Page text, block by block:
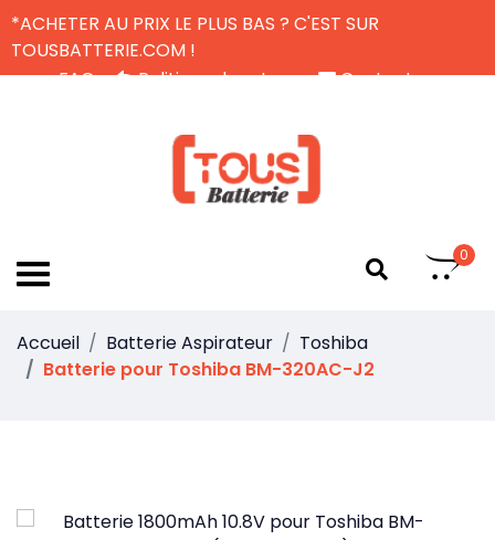
*ACHETER AU PRIX LE PLUS BAS ? C'EST SUR
TOUSBATTERIE.COM !
FAQ
Politique de retour
Contactez-nous
0
Accueil Batterie Aspirateur
Toshiba
Batterie pour Toshiba BM-320AC-J2